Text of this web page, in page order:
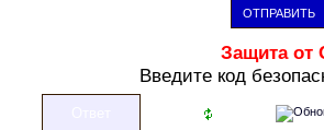
ОТПРАВИТЬ
Защита
Введите код